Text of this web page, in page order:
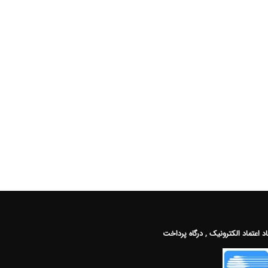
اعتماد الکترونیک , درگاه پرداخت